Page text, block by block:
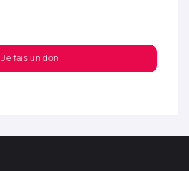
Je fais un don